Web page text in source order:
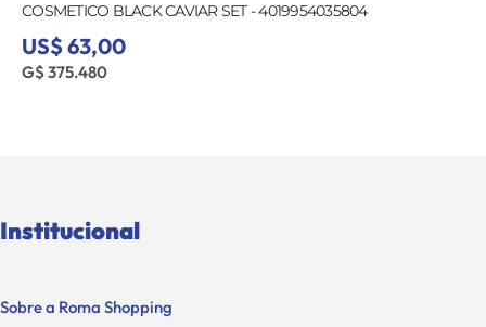
COSMETICO BLACK CAVIAR SET - 4019954035804
US$ 63,00
G$ 375.480
Institucional
Sobre a Roma Shopping